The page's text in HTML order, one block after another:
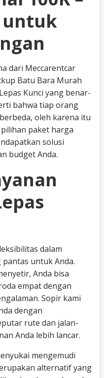
untuk
dari Meccarentcar
Batu Bara Murah
Kunci yang benar-
bahwa tiap orang
oleh karena itu
paket harga
solusi
budget Anda.
dalam
untuk Anda.
Anda bisa
empat dengan
Sopir kami
dengan
rute dan jalan-
Anda lebih lancar.
mengemudi
alternatif yang